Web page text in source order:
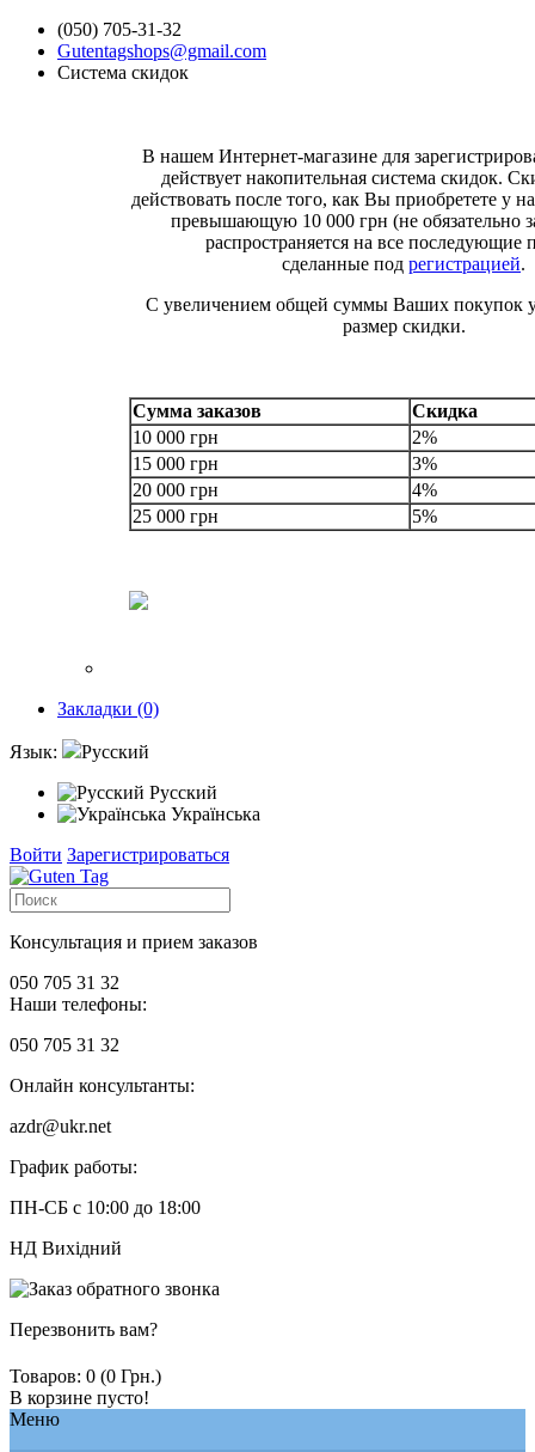
(050) 705-31-32
Gutentagshops@gmail.com
Система скидок
В нашем Интернет-магазине для
действует накопительная система скидок.
действовать после того, как Вы приобретете у
превышающую 10 000 грн (не обязательно
распространяется на все последующие
сделанные под регистрацией.
С увеличением общей суммы Ваших покупок
размер скидки.
Сумма заказов
Скидка
10 000 грн
2%
15 000 грн
3%
20 000 грн
4%
25 000 грн
5%
Закладки (0)
Язык:
Русский
Русский
Українська
Войти Зарегистрироваться
Консультация и прием заказов
050 705 31 32
Наши телефоны:
050 705 31 32
Онлайн консультанты:
azdr@ukr.net
График работы:
ПН-СБ с 10:00 до 18:00
НД Вихідний
Перезвонить вам?
Товаров: 0 (0 Грн.)
В корзине пусто!
Меню